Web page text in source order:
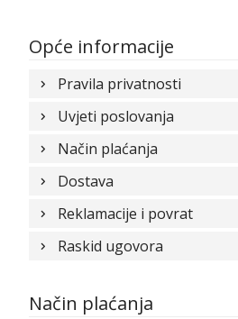
Opće informacije
Pravila privatnosti
Uvjeti poslovanja
Način plaćanja
Dostava
Reklamacije i povrat
Raskid ugovora
Način plaćanja